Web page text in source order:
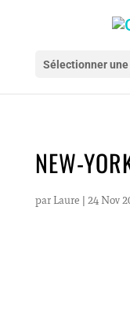
Sélectionner une
NEW-
par Laure | 24 Nov